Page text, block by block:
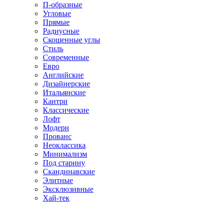
П-образные
Угловые
Прямые
Радиусные
Скошенные углы
Стиль
Современные
Евро
Английские
Дизайнерские
Итальянские
Кантри
Классические
Лофт
Модерн
Прованс
Неоклассика
Минимализм
Под старину
Скандинавские
Элитные
Эксклюзивные
Хай-тек